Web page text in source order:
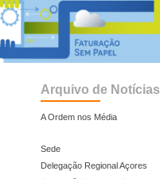
Arquivo de Notícias
A Ordem nos Média
Sede
Delegação Regional Açores